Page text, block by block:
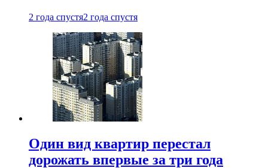
2 года спустя2 года спустя
Один вид квартир перестал
дорожать впервые за три года